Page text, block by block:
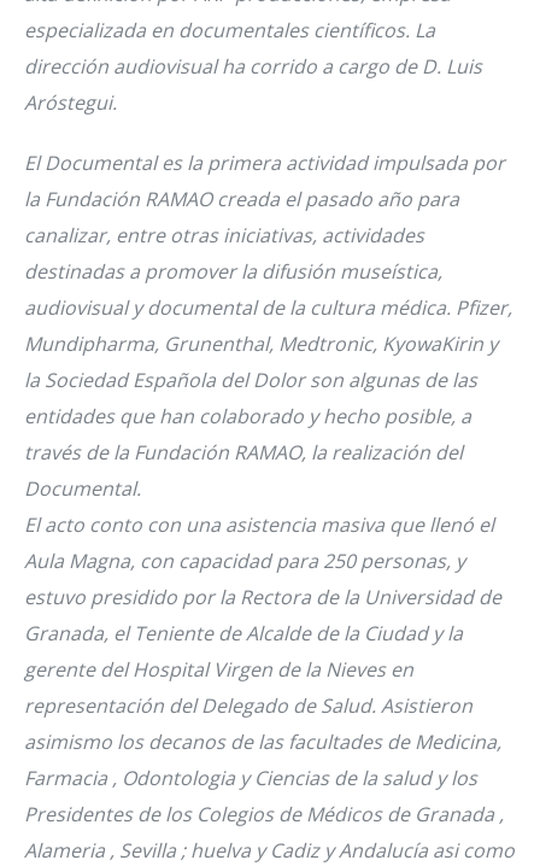
especializada en documentales científicos. La
dirección audiovisual ha corrido a cargo de D. Luis
Aróstegui.
El Documental es la primera actividad impulsada por
la Fundación RAMAO creada el pasado año para
canalizar, entre otras iniciativas, actividades
destinadas a promover la difusión museística,
audiovisual y documental de la cultura médica. Pfizer,
Mundipharma, Grunenthal, Medtronic, KyowaKirin y
la Sociedad Española del Dolor son algunas de las
entidades que han colaborado y hecho posible, a
través de la Fundación RAMAO, la realización del
Documental.
El acto conto con una asistencia masiva que llenó el
Aula Magna, con capacidad para 250 personas, y
estuvo presidido por la Rectora de la Universidad de
Granada, el Teniente de Alcalde de la Ciudad y la
gerente del Hospital Virgen de la Nieves en
representación del Delegado de Salud. Asistieron
asimismo los decanos de las facultades de Medicina,
Farmacia , Odontologia y Ciencias de la salud y los
Presidentes de los Colegios de Médicos de Granada ,
Alameria , Sevilla ; huelva y Cadiz y Andalucía asi como